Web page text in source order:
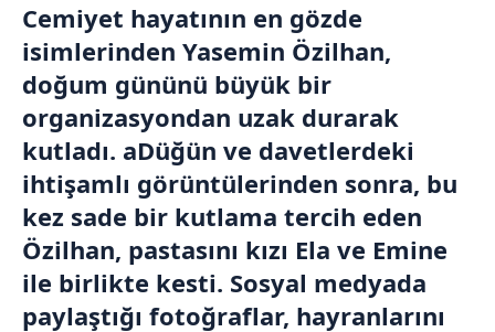
Cemiyet hayatının en gözde
isimlerinden Yasemin Özilhan,
doğum gününü büyük bir
organizasyondan uzak durarak
kutladı. aDüğün ve davetlerdeki
ihtişamlı görüntülerinden sonra, bu
kez sade bir kutlama tercih eden
Özilhan, pastasını kızı Ela ve Emine
ile birlikte kesti. Sosyal medyada
paylaştığı fotoğraflar, hayranlarını